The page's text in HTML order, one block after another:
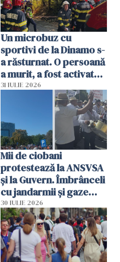
Un microbuz cu
sportivi de la Dinamo s-
a răsturnat. O persoană
a murit, a fost activat
planul roșu de
31 IULIE 2026
Mii de ciobani
protestează la ANSVSA
și la Guvern. Îmbrânceli
cu jandarmii și gaze
lacrimogene
30 IULIE 2026